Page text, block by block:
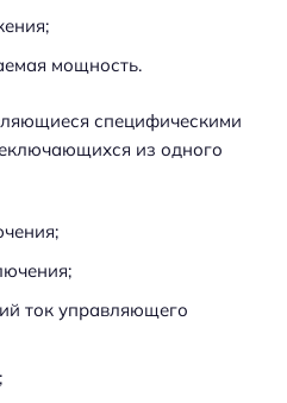
мощность.
специфическими
из одного
ток управляющего